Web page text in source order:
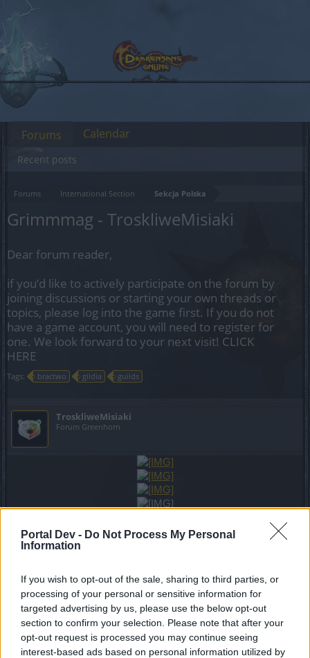
Portal Dev - Do Not Process My Personal
Information
If you wish to opt-out of the sale, sharing to third parties, or
processing of your personal or sensitive information for
targeted advertising by us, please use the below opt-out
section to confirm your selection. Please note that after your
opt-out request is processed you may continue seeing
interest-based ads based on personal information utilized by
Forums International Section Sekcja Polska
Grimmmag - TroskliweMisiaki
Dear forum reader,
if you’d like to actively participate on the forum by
joining discussions or starting your own threads or
topics, please log into the game first. If you do not
have a game account, you will need to register for
one. We look forward to your next visit! CLICK
HERE
Tags: bractwo gildia guilds
TroskliweMisiaki
Forum Greenhorn
DISCORD Troskliwych Misiaków
Last edited:Aug 30, 2020
Sep 3, 2019
wolff4321 likes this.
Forums
Recent posts
Calendar